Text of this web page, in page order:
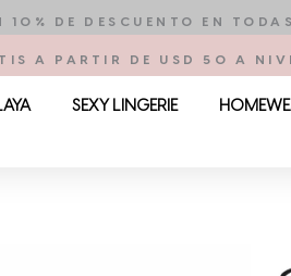
10% DE DESCUENTO EN
A PARTIR DE USD 50 A
SEXY LINGERIE